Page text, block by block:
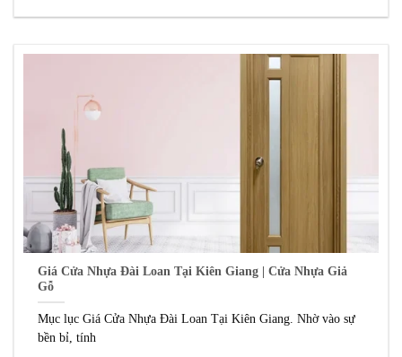
Giá Cửa Nhựa Đài Loan Tại Kiên Giang | Cửa Nhựa Giả
Gỗ
Mục lục Giá Cửa Nhựa Đài Loan Tại Kiên Giang. Nhờ vào sự
bền bỉ, tính